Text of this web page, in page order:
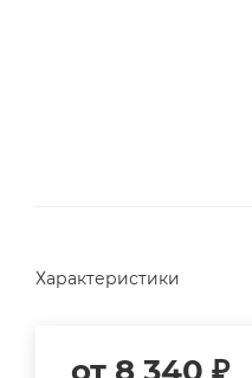
Характеристики